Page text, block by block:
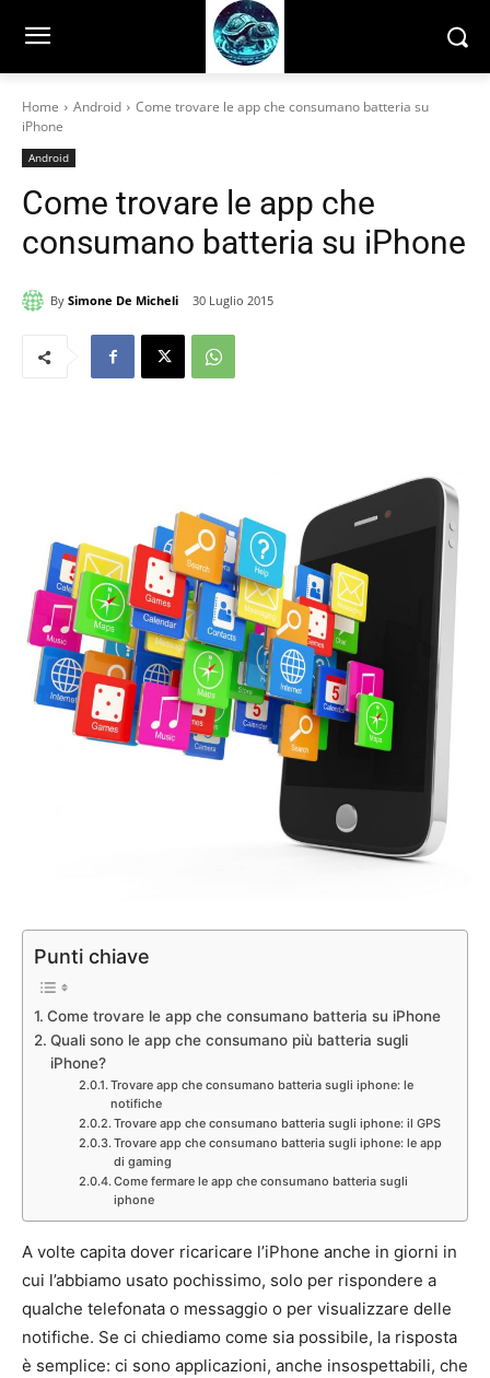
Home Android
Come trovare le app che consumano batteria su
iPhone
Android
Come trovare le app che
consumano batteria su iPhone
By Simone De Micheli 30 Luglio 2015
Punti chiave
Come trovare le app che consumano batteria su iPhone
Quali sono le app che consumano più batteria sugli
iPhone?
Trovare app che consumano batteria sugli iphone: le
notifiche
Trovare app che consumano batteria sugli iphone: il GPS
Trovare app che consumano batteria sugli iphone: le app
di gaming
Come fermare le app che consumano batteria sugli
iphone
A volte capita dover ricaricare l’iPhone anche in giorni in
cui l’abbiamo usato pochissimo, solo per rispondere a
qualche telefonata o messaggio o per visualizzare delle
notifiche. Se ci chiediamo come sia possibile, la risposta
è semplice: ci sono applicazioni, anche insospettabili, che